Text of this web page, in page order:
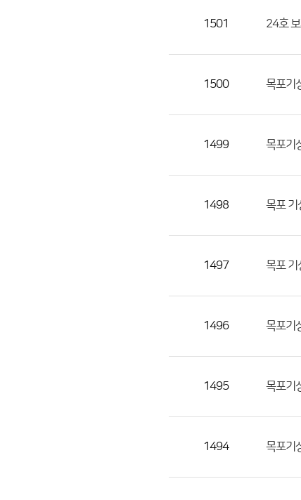
로
제
성
1501 24호
1500 목포기
1499 목포기
1498 목포 기
1497 목포 기
1496 목포기
1495 목포기
1494 목포기